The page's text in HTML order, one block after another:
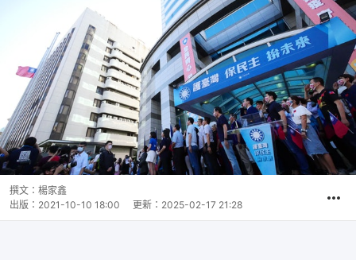
撰文： 楊家鑫
出版： 2021-10-10 18:00 更新： 2025-02-17 21:28